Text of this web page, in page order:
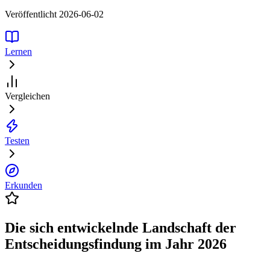
Veröffentlicht 2026-06-02
Lernen
Vergleichen
Testen
Erkunden
Die sich entwickelnde Landschaft der
Entscheidungsfindung im Jahr 2026